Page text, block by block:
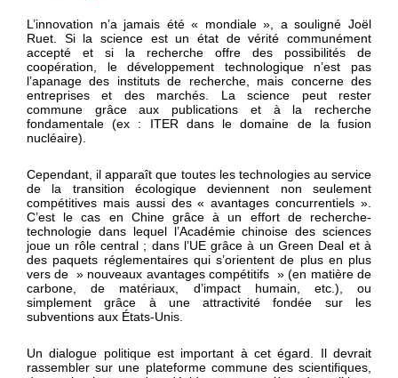
L’innovation n’a jamais été « mondiale », a souligné Joël
Ruet. Si la science est un état de vérité communément
accepté et si la recherche offre des possibilités de
coopération, le développement technologique n’est pas
l’apanage des instituts de recherche, mais concerne des
entreprises et des marchés. La science peut rester
commune grâce aux publications et à la recherche
fondamentale (ex : ITER dans le domaine de la fusion
nucléaire).
Cependant, il apparaît que toutes les technologies au service
de la transition écologique deviennent non seulement
compétitives mais aussi des « avantages concurrentiels ».
C’est le cas en Chine grâce à un effort de recherche-
technologie dans lequel l’Académie chinoise des sciences
joue un rôle central ; dans l’UE grâce à un Green Deal et à
des paquets réglementaires qui s’orientent de plus en plus
vers de » nouveaux avantages compétitifs » (en matière de
carbone, de matériaux, d’impact humain, etc.), ou
simplement grâce à une attractivité fondée sur les
subventions aux États-Unis.
Un dialogue politique est important à cet égard. Il devrait
rassembler sur une plateforme commune des scientifiques,